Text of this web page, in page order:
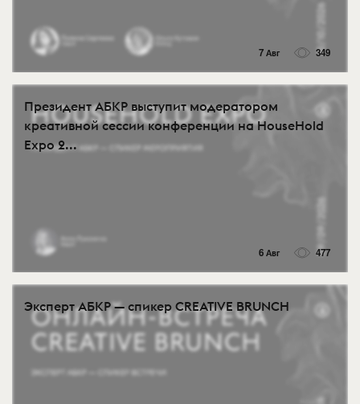
7 Авг 349
Президент АБКР выступит модератором
креативной сессии конференции на HouseHold
Expo 2...
6 Авг 477
Эксперт АБКР — спикер CREATIVE BRUNCH